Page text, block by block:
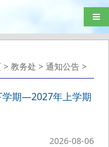
导
> 教务处 > 通知公告 >
学期—2027年上学期
2026-08-06